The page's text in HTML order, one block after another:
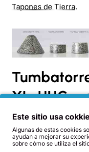
Tapones de Tierra.
XL, HHG y
Pieza Uso
Este sitio usa
Algunas de estas cookies
ayudan a mejorar su
sobre cómo se utiliza el